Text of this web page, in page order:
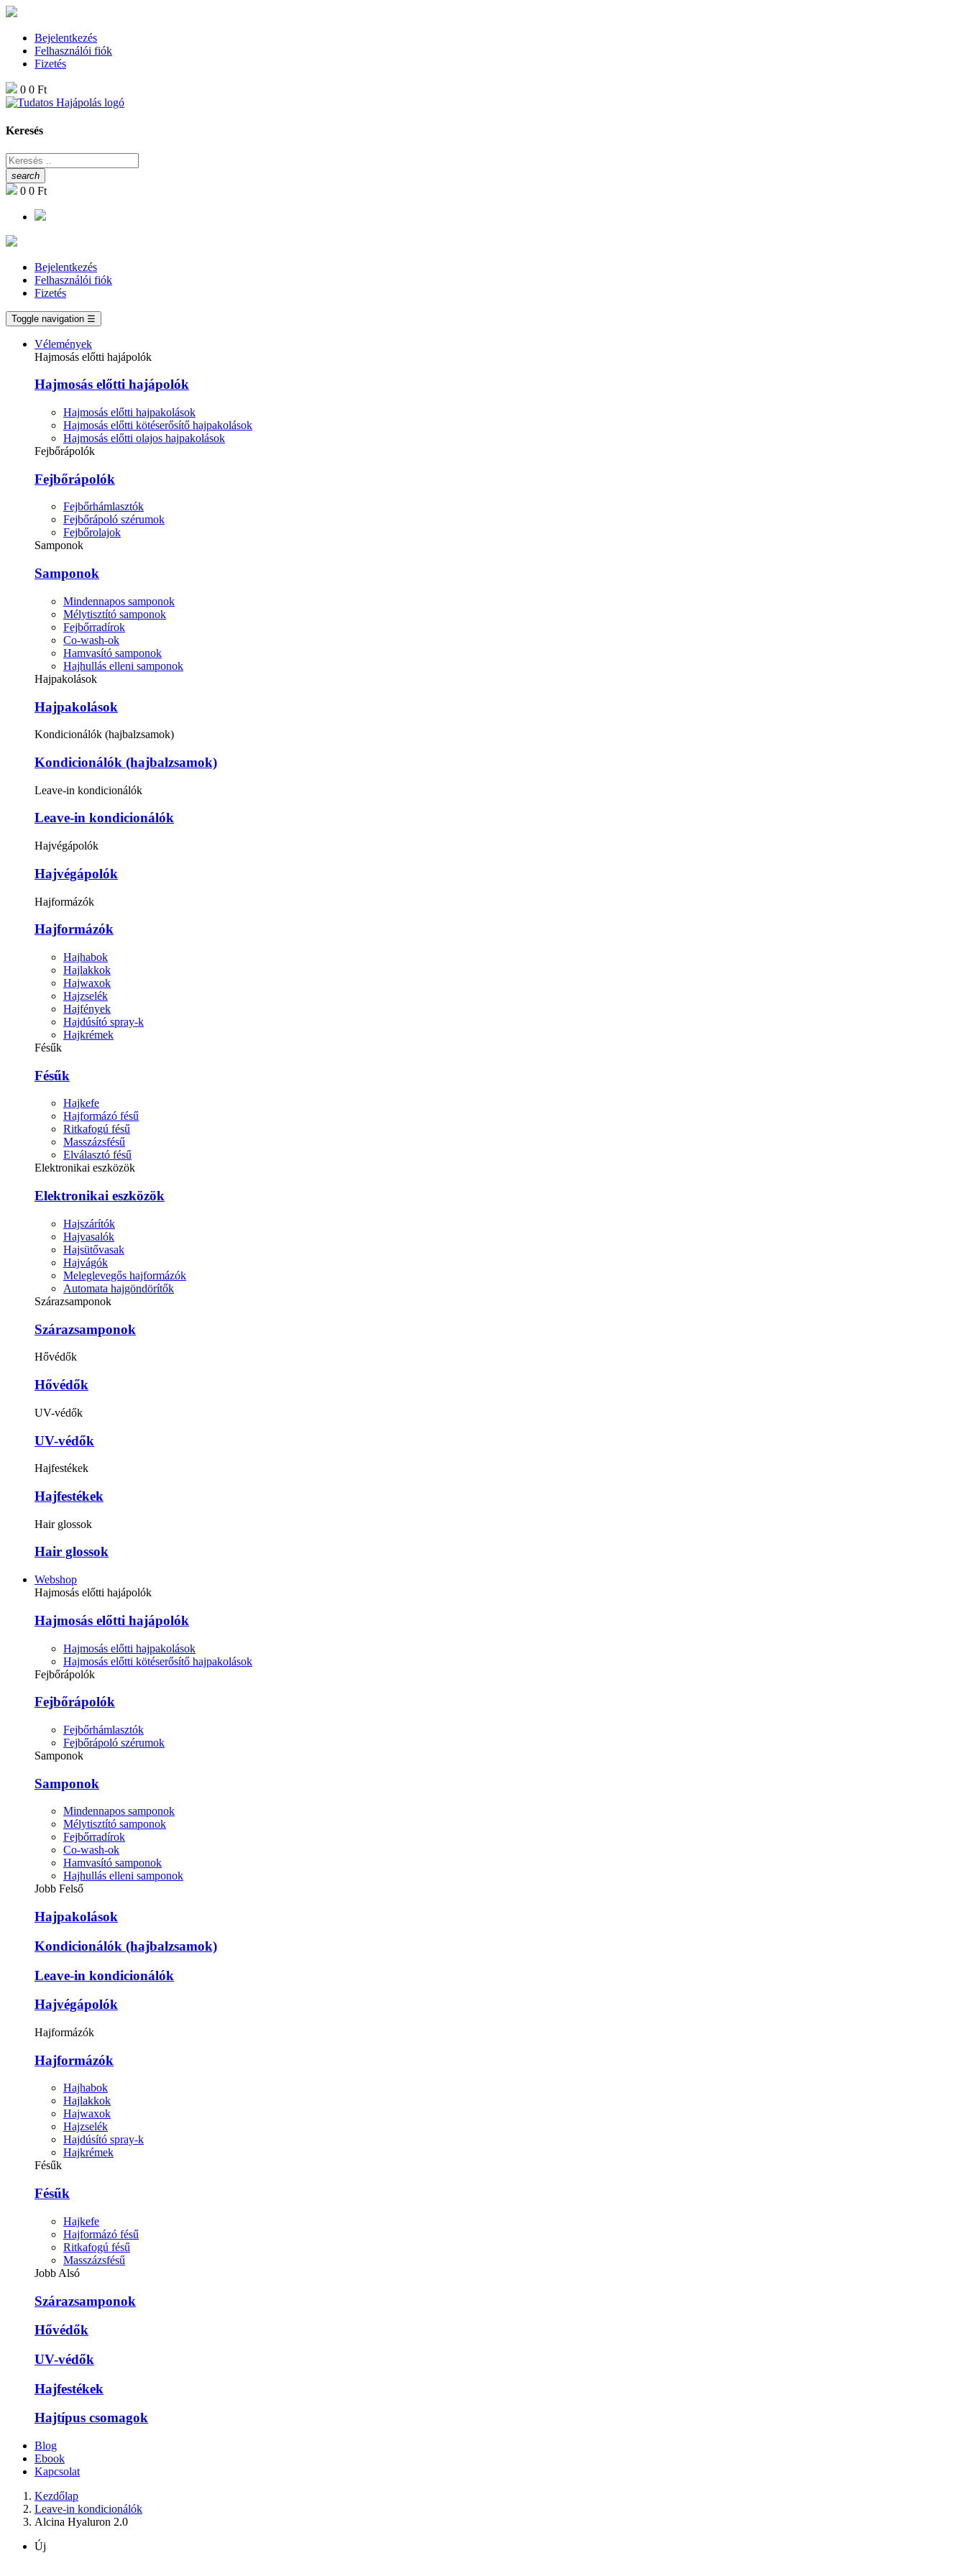
Bejelentkezés
Felhasználói fiók
Fizetés
0 0 Ft
Keresés
search
0 0 Ft
Bejelentkezés
Felhasználói fiók
Fizetés
Toggle navigation ☰
Vélemények
Hajmosás előtti hajápolók
Hajmosás előtti hajápolók
Hajmosás előtti hajpakolások
Hajmosás előtti kötéserősítő hajpakolások
Hajmosás előtti olajos hajpakolások
Fejbőrápolók
Fejbőrápolók
Fejbőrhámlasztók
Fejbőrápoló szérumok
Fejbőrolajok
Samponok
Samponok
Mindennapos samponok
Mélytisztító samponok
Fejbőrradírok
Co-wash-ok
Hamvasító samponok
Hajhullás elleni samponok
Hajpakolások
Hajpakolások
Kondicionálók (hajbalzsamok)
Kondicionálók (hajbalzsamok)
Leave-in kondicionálók
Leave-in kondicionálók
Hajvégápolók
Hajvégápolók
Hajformázók
Hajformázók
Hajhabok
Hajlakkok
Hajwaxok
Hajzselék
Hajfények
Hajdúsító spray-k
Hajkrémek
Fésűk
Fésűk
Hajkefe
Hajformázó fésű
Ritkafogú fésű
Masszázsfésű
Elválasztó fésű
Elektronikai eszközök
Elektronikai eszközök
Hajszárítók
Hajvasalók
Hajsütővasak
Hajvágók
Meleglevegős hajformázók
Automata hajgöndörítők
Szárazsamponok
Szárazsamponok
Hővédők
Hővédők
UV-védők
UV-védők
Hajfestékek
Hajfestékek
Hair glossok
Hair glossok
Webshop
Hajmosás előtti hajápolók
Hajmosás előtti hajápolók
Hajmosás előtti hajpakolások
Hajmosás előtti kötéserősítő hajpakolások
Fejbőrápolók
Fejbőrápolók
Fejbőrhámlasztók
Fejbőrápoló szérumok
Samponok
Samponok
Mindennapos samponok
Mélytisztító samponok
Fejbőrradírok
Co-wash-ok
Hamvasító samponok
Hajhullás elleni samponok
Jobb Felső
Hajpakolások
Kondicionálók (hajbalzsamok)
Leave-in kondicionálók
Hajvégápolók
Hajformázók
Hajformázók
Hajhabok
Hajlakkok
Hajwaxok
Hajzselék
Hajdúsító spray-k
Hajkrémek
Fésűk
Fésűk
Hajkefe
Hajformázó fésű
Ritkafogú fésű
Masszázsfésű
Jobb Alsó
Szárazsamponok
Hővédők
UV-védők
Hajfestékek
Hajtípus csomagok
Blog
Ebook
Kapcsolat
Kezdőlap
Leave-in kondicionálók
Alcina Hyaluron 2.0
Új